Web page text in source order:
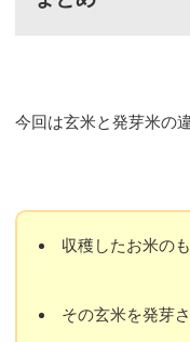
今回は玄米と発芽米の
収穫したお米の
その玄米を発芽